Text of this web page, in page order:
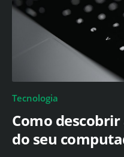
Tecnologia
Como descobrir
do seu